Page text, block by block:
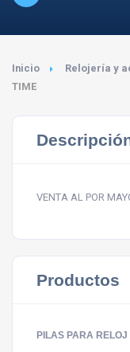
Inicio Relojería y
TIME
VENTA AL POR
Productos
PILAS PARA RELOJ